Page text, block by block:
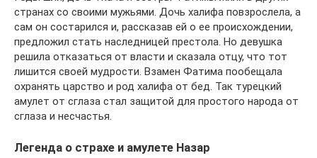
странах со своими мужьями. Дочь халифа повзрослела, а
сам он состарился и, рассказав ей о ее происхождении,
предложил стать наследницей престола. Но девушка
решила отказаться от власти и сказала отцу, что тот
лишится своей мудрости. Взамен Фатима пообещала
охранять царство и род халифа от бед. Так турецкий
амулет от сглаза стал защитой для простого народа от
сглаза и несчастья.
Легенда о страхе и амулете Назар